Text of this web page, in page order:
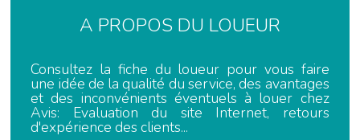
A PROPOS DU LOUEUR
Consultez la fiche du loueur pour vous faire
une idée de la qualité du service, des avantages
et des inconvénients éventuels à louer chez
Avis: Evaluation du site Internet, retours
d'expérience des clients...